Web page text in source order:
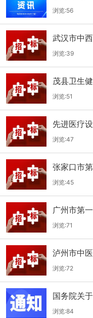
-27日）
浏览:56
武汉市中
目三十三公
浏览:39
茂县卫生
手术、急
标公告
浏览:51
先进医疗
购（三次
浏览:47
张家口市
救治基地
目更正公告
浏览:45
广州市第
目（2026
2026FW-
浏览:71
泸州市中
子胃肠镜
浏览:72
国务院关
通知
浏览:84